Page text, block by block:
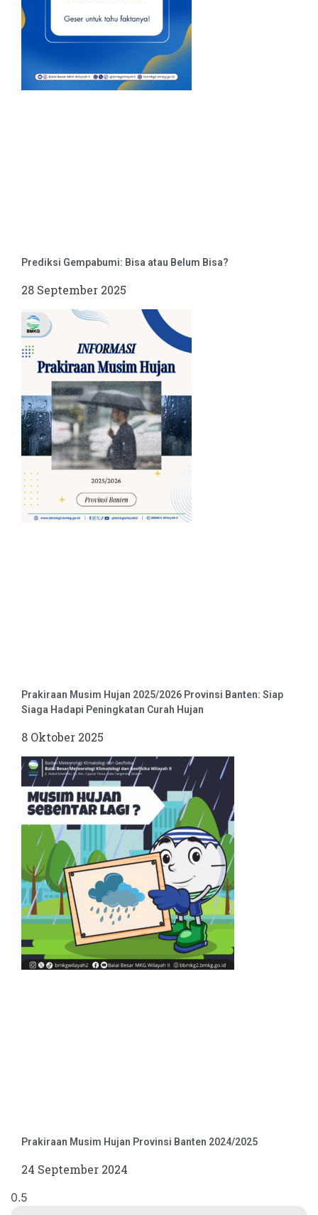
Prediksi Gempabumi: Bisa atau Belum Bisa?
28 September 2025
Prakiraan Musim Hujan 2025/2026 Provinsi Banten: Siap
Siaga Hadapi Peningkatan Curah Hujan
8 Oktober 2025
Prakiraan Musim Hujan Provinsi Banten 2024/2025
24 September 2024